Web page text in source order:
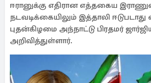
ஈரானுக்கு எதிரான எத்தகைய இராணுவ
நடவடிக்கையிலும் இத்தாலி ஈடுபடாது
புதன்கிழமை அந்நாட்டு பிரதமர்
அறிவித்துள்ளார்.